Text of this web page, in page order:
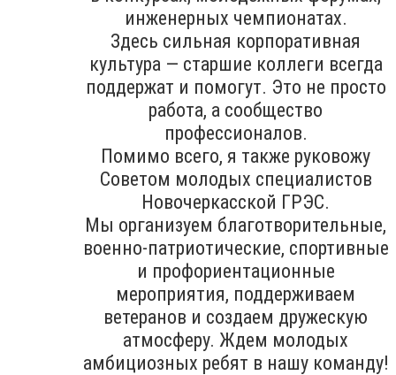
инженерных чемпионатах.
Здесь сильная корпоративная
культура — старшие коллеги всегда
поддержат и помогут. Это не просто
работа, а сообщество
профессионалов.
Помимо всего, я также руковожу
Советом молодых специалистов
Новочеркасской ГРЭС.
Мы организуем благотворительные,
военно-патриотические, спортивные
и профориентационные
мероприятия, поддерживаем
ветеранов и создаем дружескую
атмосферу. Ждем молодых
амбициозных ребят в нашу команду!